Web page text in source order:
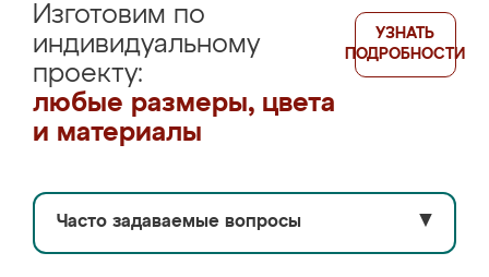
Изготовим по
индивидуальному
проекту:
любые размеры, цвета
и материалы
УЗНАТЬ
ПОДРОБНОСТИ
Часто задаваемые вопросы ▼